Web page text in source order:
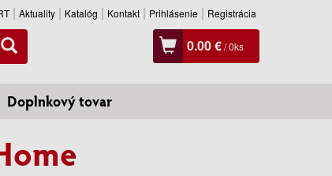
Aktuality Katalóg Kontakt Prihlásenie Registrácia
0.00 €/0ks
Doplnkový tovar